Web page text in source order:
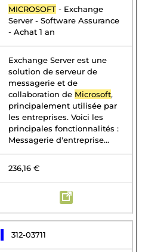
MICROSOFT - Exchange
Server - Software Assurance
- Achat 1 an
Exchange Server est une
solution de serveur de
messagerie et de
collaboration de Microsoft,
principalement utilisée par
les entreprises. Voici les
principales fonctionnalités :
Messagerie d'entreprise...
236,16 €
312-03711